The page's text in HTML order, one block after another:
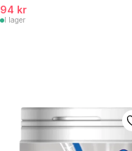
94 kr
I lager